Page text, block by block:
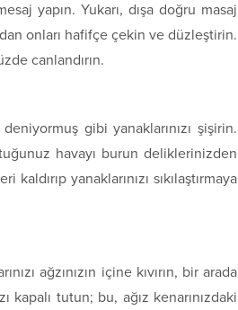
yapın. Yukarı, dışa doğru masaj
onları hafifçe çekin ve düzleştirin.
canlandırın.
gibi yanaklarınızı şişirin.
havayı burun deliklerinizden
yanaklarınızı sıkılaştırmaya
ağzınızın içine kıvırın, bir arada
kapalı tutun; bu, ağız kenarınızdaki